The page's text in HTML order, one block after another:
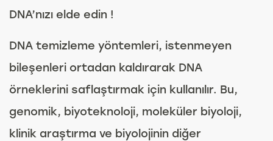
DNA’nızı elde edin !
DNA temizleme yöntemleri, istenmeyen
bileşenleri ortadan kaldırarak DNA
örneklerini saflaştırmak için kullanılır. Bu,
genomik, biyoteknoloji, moleküler biyoloji,
klinik araştırma ve biyolojinin diğer